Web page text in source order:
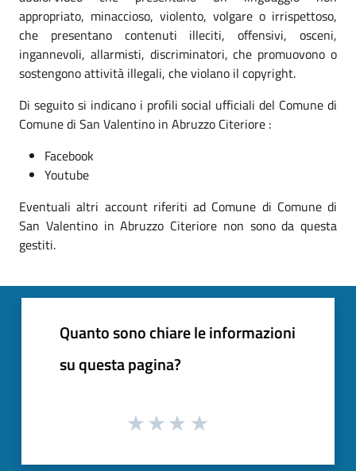
appropriato, minaccioso, violento, volgare o irrispettoso,
che presentano contenuti illeciti, offensivi, osceni,
ingannevoli, allarmisti, discriminatori, che promuovono o
sostengono attività illegali, che violano il copyright.
Di seguito si indicano i profili social ufficiali del Comune di
Comune di San Valentino in Abruzzo Citeriore :
Facebook
Youtube
Eventuali altri account riferiti ad Comune di Comune di
San Valentino in Abruzzo Citeriore non sono da questa
gestiti.
Quanto sono chiare le informazioni
su questa pagina?